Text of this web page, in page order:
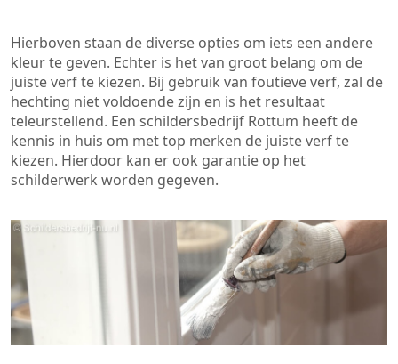
Hierboven staan de diverse opties om iets een andere
kleur te geven. Echter is het van groot belang om de
juiste verf te kiezen. Bij gebruik van foutieve verf, zal de
hechting niet voldoende zijn en is het resultaat
teleurstellend. Een schildersbedrijf Rottum heeft de
kennis in huis om met top merken de juiste verf te
kiezen. Hierdoor kan er ook garantie op het
schilderwerk worden gegeven.